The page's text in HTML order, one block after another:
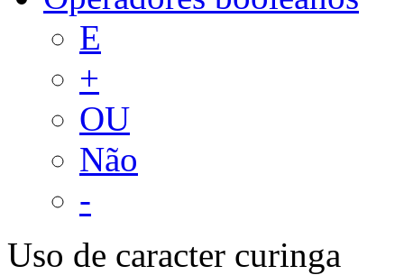
E
+
OU
Não
-
Uso de caracter curinga